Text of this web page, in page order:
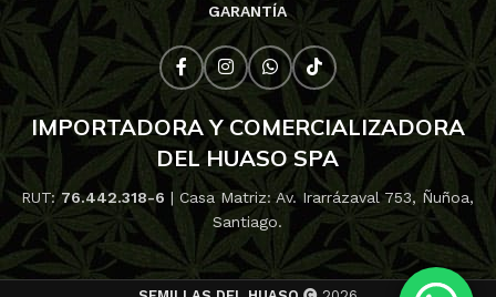
GARANTÍA
IMPORTADORA Y COMERCIALIZADORA
DEL HUASO SPA
RUT:76.442.318-6 | Casa Matriz: Av. Irarrázaval 753, Ñuñoa,
Santiago.